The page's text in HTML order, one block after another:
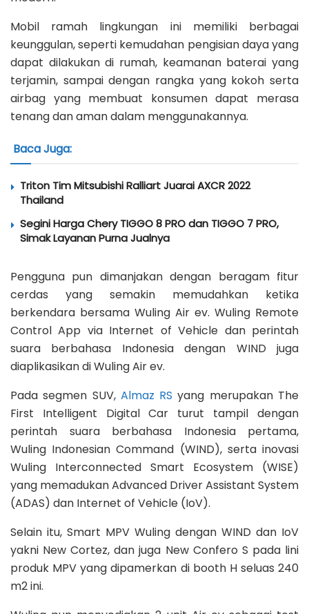
Mobil ramah lingkungan ini memiliki berbagai
keunggulan, seperti kemudahan pengisian daya yang
dapat dilakukan di rumah, keamanan baterai yang
terjamin, sampai dengan rangka yang kokoh serta
airbag yang membuat konsumen dapat merasa
tenang dan aman dalam menggunakannya.
Baca Juga:
Triton Tim Mitsubishi Ralliart Juarai AXCR 2022
Thailand
Segini Harga Chery TIGGO 8 PRO dan TIGGO 7 PRO,
Simak Layanan Purna Jualnya
Pengguna pun dimanjakan dengan beragam fitur
cerdas yang semakin memudahkan ketika
berkendara bersama Wuling Air ev. Wuling Remote
Control App via Internet of Vehicle dan perintah
suara berbahasa Indonesia dengan WIND juga
diaplikasikan di Wuling Air ev.
Pada segmen SUV, Almaz RS yang merupakan The
First Intelligent Digital Car turut tampil dengan
perintah suara berbahasa Indonesia pertama,
Wuling Indonesian Command (WIND), serta inovasi
Wuling Interconnected Smart Ecosystem (WISE)
yang memadukan Advanced Driver Assistant System
(ADAS) dan Internet of Vehicle (IoV).
Selain itu, Smart MPV Wuling dengan WIND dan IoV
yakni New Cortez, dan juga New Confero S pada lini
produk MPV yang dipamerkan di booth H seluas 240
m2 ini.